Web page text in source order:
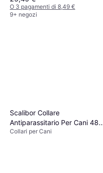
O 3 pagamenti di 8,49 €
9+ negozi
Scalibor Collare
Antiparassitario Per Cani 48
cm
Collari per Cani